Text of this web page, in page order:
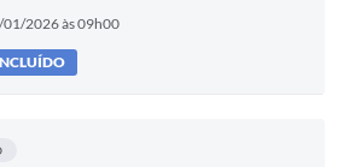
2026 às 09h00